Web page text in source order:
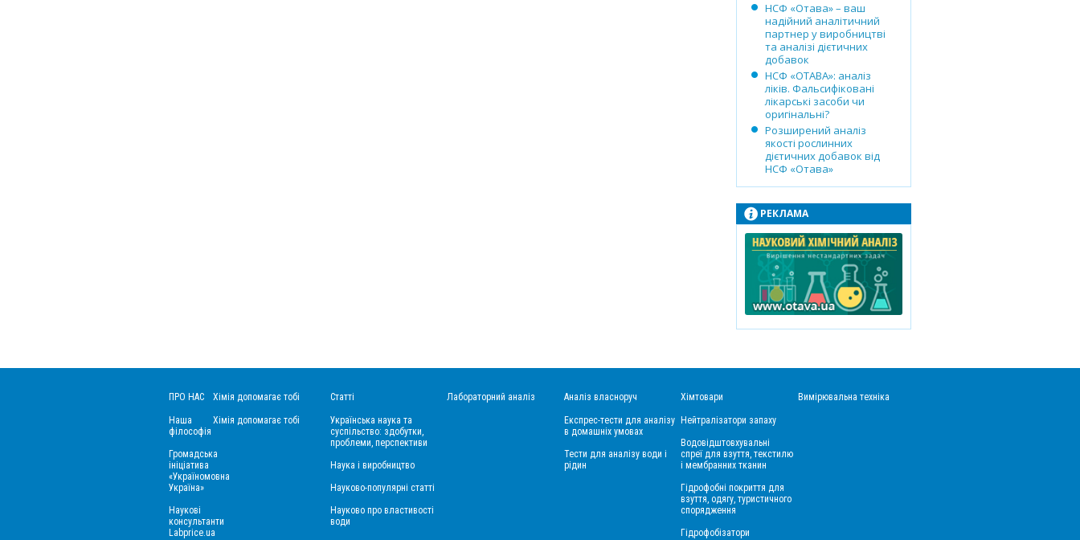
НСФ «Отава» – ваш
надійний аналітичний
партнер у виробництві
та аналізі дієтичних
добавок
НСФ «ОТАВА»: аналіз
ліків. Фальсифіковані
лікарські засоби чи
оригінальні?
Розширений аналіз
якості рослинних
дієтичних добавок від
НСФ «Отава»
РЕКЛАМА
ПРО НАС
Наша
філософія
Громадська
ініціатива
«Україномовна
Україна»
Наукові
консультанти
Labprice.ua
Хімія допомагає тобі
Хімія допомагає тобі
Статті
Українська наука та
суспільство: здобутки,
проблеми, перспективи
Наука і виробництво
Науково-популярні статті
Науково про властивості
води
Лабораторний аналіз Аналіз власноруч
Експрес-тести для аналізу
в домашніх умовах
Тести для аналізу води і
рідин
Хімтовари
Нейтралізатори запаху
Водовідштовхувальні
спреї для взуття, текстилю
і мембранних тканин
Гідрофобні покриття для
взуття, одягу, туристичного
спорядження
Гідрофобізатори
Вимірювальна техніка